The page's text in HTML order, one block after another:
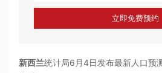
立即免费预约
新西兰统计局6月4日发布最新人口预